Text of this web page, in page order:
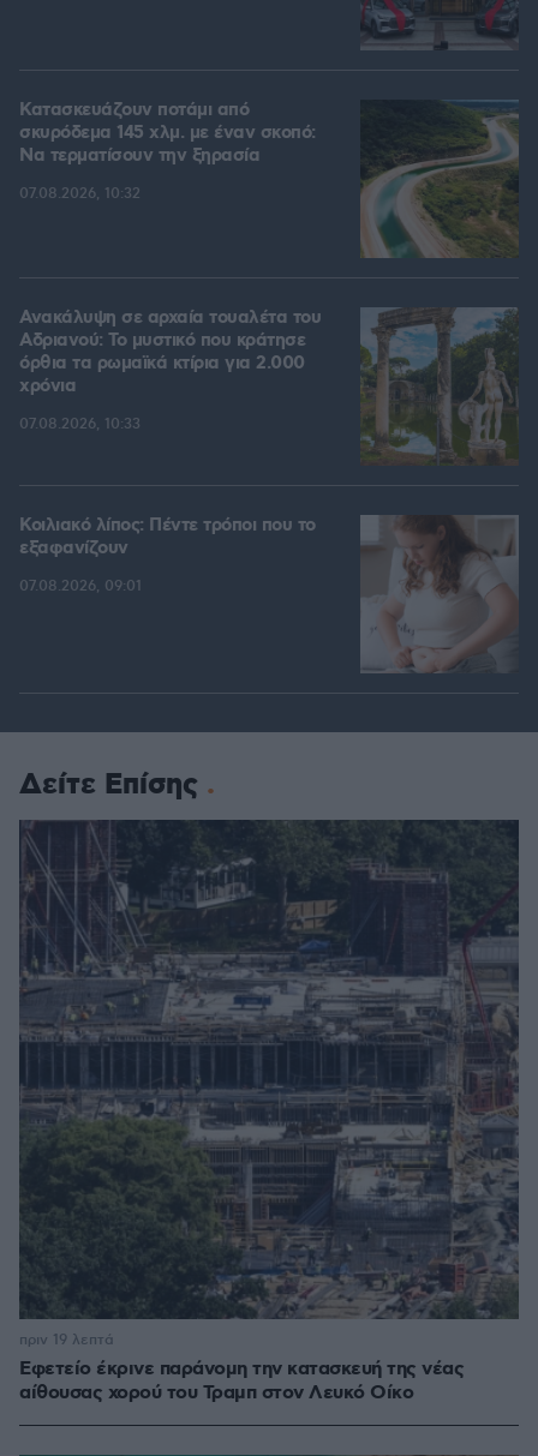
Κατασκευάζουν ποτάμι από
σκυρόδεμα 145 χλμ. με έναν σκοπό:
Να τερματίσουν την ξηρασία
07.08.2026, 10:32
Ανακάλυψη σε αρχαία τουαλέτα του
Αδριανού: Το μυστικό που κράτησε
όρθια τα ρωμαϊκά κτίρια για 2.000
χρόνια
07.08.2026, 10:33
Κοιλιακό λίπος: Πέντε τρόποι που το
εξαφανίζουν
07.08.2026, 09:01
Δείτε Επίσης
Εφετείο έκρινε παράνομη την κατασκευή της νέας
αίθουσας χορού του Τραμπ στον Λευκό Οίκο
πριν 19 λεπτά